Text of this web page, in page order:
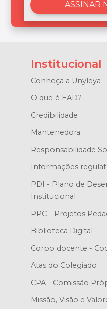
Institucional
Conheça a Unyleya
O que é EAD?
Credibilidade
Mantenedora
Responsabilidade
Informações
PDI - Plano de
Institucional
PPC - Projetos
Biblioteca Digital
Corpo docente -
Atas do Colegiado
CPA - Comissão
Missão, Visão e